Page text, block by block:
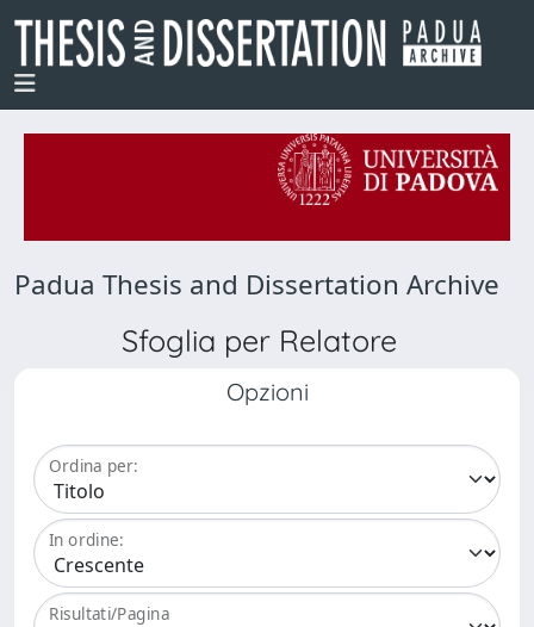
Padua Thesis and Dissertation Archive
Sfoglia per Relatore
Opzioni
Ordina per:
In ordine:
Risultati/Pagina